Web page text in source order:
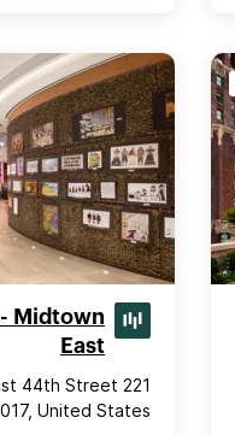
- Midtown
East
221 East 44th Street
United States